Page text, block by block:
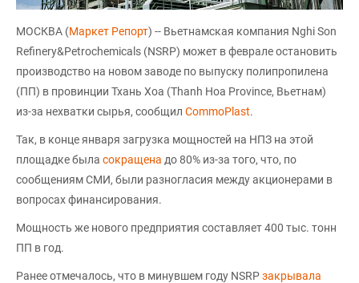
МОСКВА (Маркет Репорт) -- Вьетнамская компания Nghi Son
Refinery&Petrochemicals (NSRP) может в феврале остановить
производство на новом заводе по выпуску полипропилена
(ПП) в провинции Тхань Хоа (Thanh Hoa Province, Вьетнам)
из-за нехватки сырья, сообщил CommoPlast.
Так, в конце января загрузка мощностей на НПЗ на этой
площадке была сокращена до 80% из-за того, что, по
сообщениям СМИ, были разногласия между акционерами в
вопросах финансирования.
Мощность же нового предприятия составляет 400 тыс. тонн
ПП в год.
Ранее отмечалось, что в минувшем году NSRPзакрывала